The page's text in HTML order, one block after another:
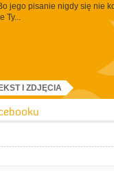
jego pisanie nigdy się nie
I ZDJĘCIA